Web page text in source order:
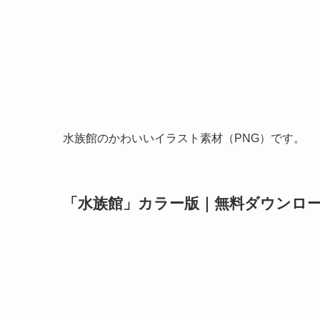
水族館のかわいいイラスト素材（PNG）です。
「水族館」カラー版｜無料ダウンロ